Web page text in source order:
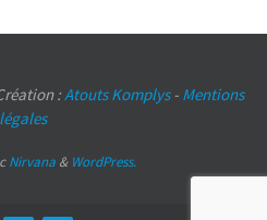
:Atouts Komplys- Mentions
légales
Nirvana & WordPress.